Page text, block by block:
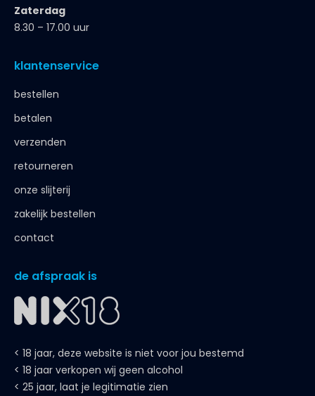
Zaterdag
8.30 – 17.00 uur
klantenservice
bestellen
betalen
verzenden
retourneren
onze slijterij
zakelijk bestellen
contact
de afspraak is
< 18 jaar, deze website is niet voor jou bestemd
< 18 jaar verkopen wij geen alcohol
< 25 jaar, laat je legitimatie zien